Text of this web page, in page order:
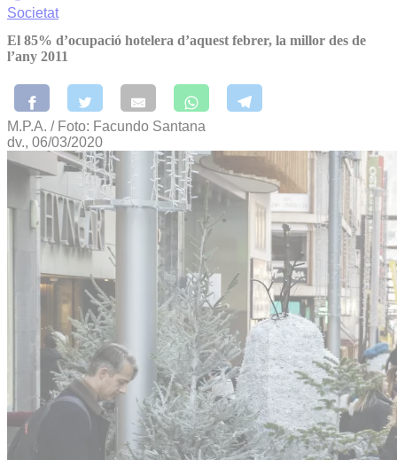
Societat
El 85% d’ocupació hotelera d’aquest febrer, la millor des de
l’any 2011
M.P.A. / Foto: Facundo Santana
dv., 06/03/2020